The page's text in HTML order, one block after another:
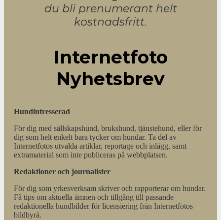
du bli prenumerant helt
kostnadsfritt.
Internetfoto
Nyhetsbrev
Hundintresserad
För dig med sällskapshund, brukshund, tjänstehund, eller för
dig som helt enkelt bara tycker om hundar. Ta del av
Internetfotos utvalda artiklar, reportage och inlägg, samt
extramaterial som inte publiceras på webbplatsen.
Redaktioner och journalister
För dig som yrkesverksam skriver och rapporterar om hundar.
Få tips om aktuella ämnen och tillgång till passande
redaktionella hundbilder för licensiering från Internetfotos
bildbyrå.